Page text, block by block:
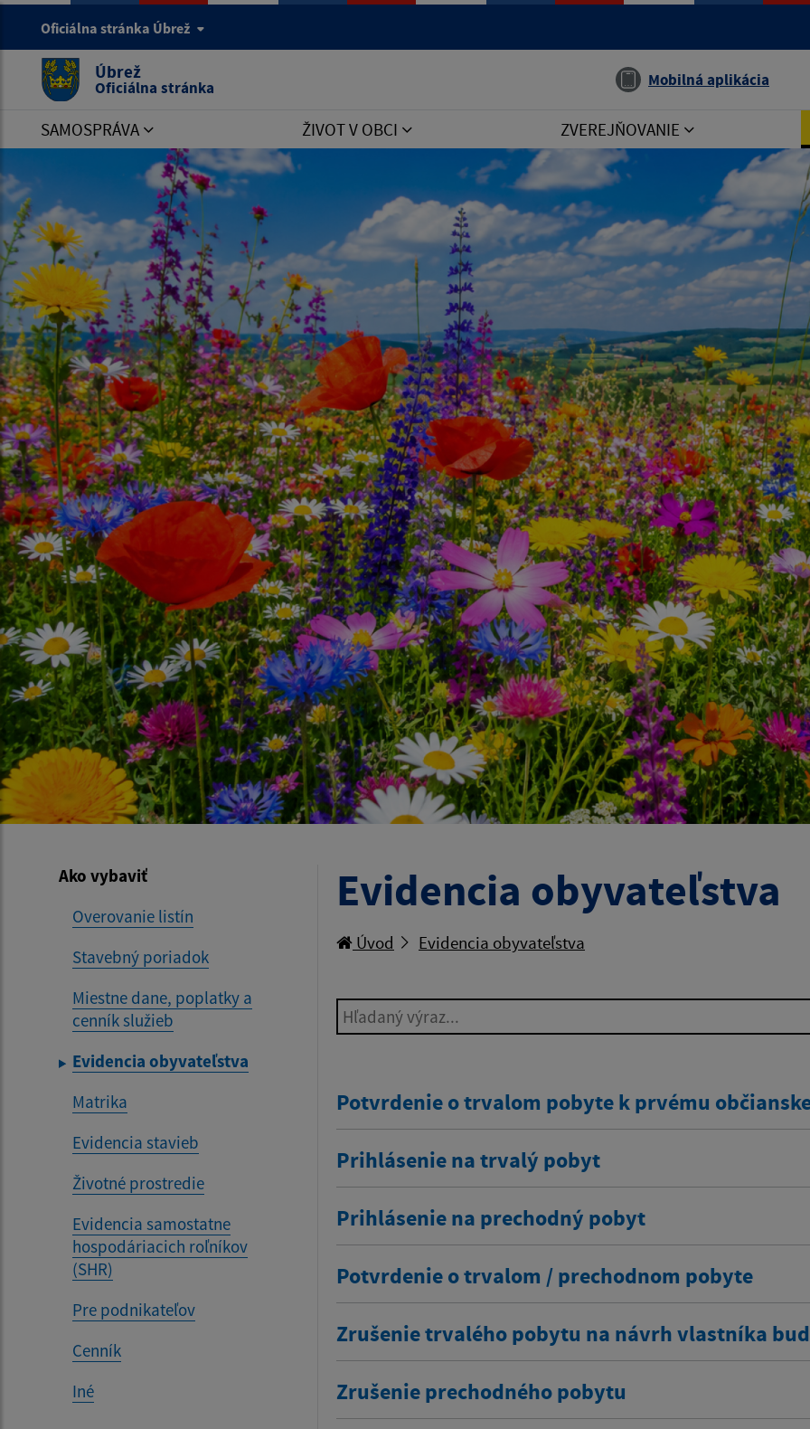
Oficiálna stránka Úbrež
Úbrež
Oficiálna stránka Mobilná aplikácia
SAMOSPRÁVA ŽIVOT V OBCI ZVEREJŇOVANIE
Ako vybaviť
Overovanie listín
Stavebný poriadok
Miestne dane, poplatky a
cenník služieb
Evidencia obyvateľstva
Matrika
Evidencia stavieb
Životné prostredie
Evidencia samostatne
hospodáriacich roľníkov
(SHR)
Pre podnikateľov
Cenník
Iné
Evidencia obyvateľstva
Úvod Evidencia obyvateľstva
Hľadaný výraz...
Potvrdenie o trvalom pobyte k prvému
Prihlásenie na trvalý pobyt
Prihlásenie na prechodný pobyt
Potvrdenie o trvalom / prechodnom pobyte
Zrušenie trvalého pobytu na návrh vlastníka
Zrušenie prechodného pobytu